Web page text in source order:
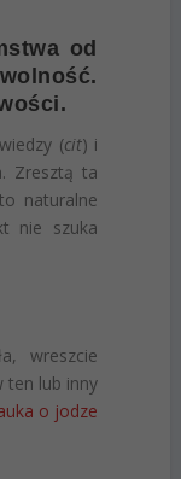
od
(cit) i
Zresztą ta
naturalne
nie szuka
wreszcie
ten lub inny
o jodze